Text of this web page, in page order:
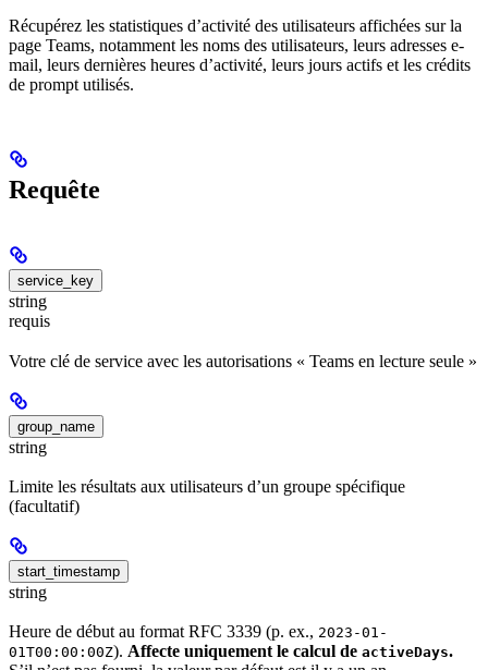
Récupérez les statistiques d’activité des utilisateurs affichées sur la
page Teams, notamment les noms des utilisateurs, leurs adresses e-
mail, leurs dernières heures d’activité, leurs jours actifs et les crédits
de prompt utilisés.
Requête
service_key
string
requis
Votre clé de service avec les autorisations « Teams en lecture seule »
group_name
string
Limite les résultats aux utilisateurs d’un groupe spécifique
(facultatif)
start_timestamp
string
Heure de début au format RFC 3339 (p. ex., 2023-01-
01T00:00:00Z). Affecte uniquement le calcul de activeDays.